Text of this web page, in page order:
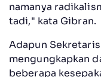
namanya
tadi," kata Gibran.
Adapun
mengungkapkan
beberapa